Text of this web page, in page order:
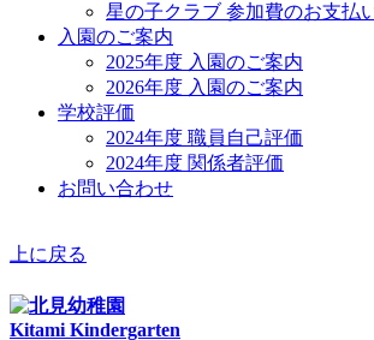
星の子クラブ 参加費のお支払
入園のご案内
2025年度 入園のご案内
2026年度 入園のご案内
学校評価
2024年度 職員自己評価
2024年度 関係者評価
お問い合わせ
上に戻る
Kitami Kindergarten